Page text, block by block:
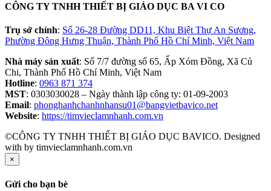
CÔNG TY TNHH THIẾT BỊ GIÁO DỤC BA VI CO
Trụ sở chính: Số 26-28 Đường DD11, Khu Biệt Thự An Sương,
Phường Đông Hưng Thuận, Thành Phố Hồ Chí Minh, Việt Nam
Nhà máy sản xuất: Số 7/7 đường số 65, Ấp Xóm Đồng, Xã Củ
Chi, Thành Phố Hồ Chí Minh, Việt Nam
Hotline: 0963 871 374
MST: 0303030028 – Ngày thành lập công ty: 01-09-2003
Email: phonghanhchanhnhansu01@bangvietbavico.net
Website: https://timvieclamnhanh.com.vn
©CÔNG TY TNHH THIẾT BỊ GIÁO DỤC BAVICO. Designed
with by timvieclamnhanh.com.vn
×
Gửi cho bạn bè